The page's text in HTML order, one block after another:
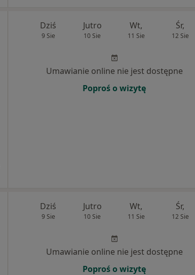
Dziś
9 Sie
Jutro
10 Sie
Wt,
11 Sie
Śr,
12 Sie
Umawianie online nie jest dostępne
Poproś o wizytę
Dziś
9 Sie
Jutro
10 Sie
Wt,
11 Sie
Śr,
12 Sie
Umawianie online nie jest dostępne
Poproś o wizytę